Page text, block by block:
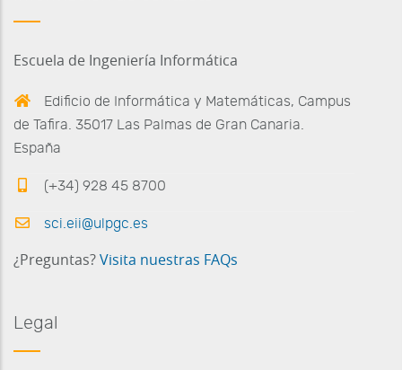
Escuela de Ingeniería Informática
Edificio de Informática y Matemáticas, Campus
de Tafira. 35017 Las Palmas de Gran Canaria.
España
(+34) 928 45 8700
sci.eii@ulpgc.es
¿Preguntas? Visita nuestras FAQs
Legal